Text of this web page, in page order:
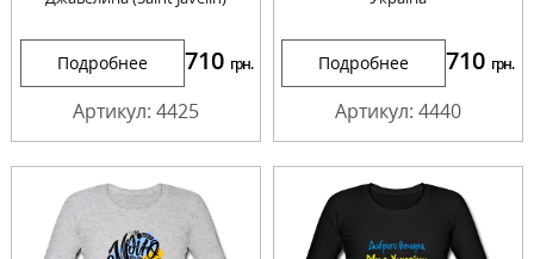
Подробнее 710 грн.
Артикул: 4425
Подробнее 710 грн.
Артикул: 4440